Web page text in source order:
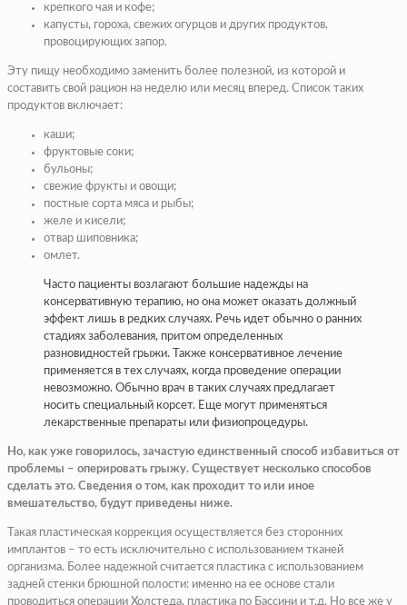
крепкого чая и кофе;
капусты, гороха, свежих огурцов и других продуктов,
провоцирующих запор.
Эту пищу необходимо заменить более полезной, из которой и
составить свой рацион на неделю или месяц вперед. Список таких
продуктов включает:
каши;
фруктовые соки;
бульоны;
свежие фрукты и овощи;
постные сорта мяса и рыбы;
желе и кисели;
отвар шиповника;
омлет.
Часто пациенты возлагают большие надежды на
консервативную терапию, но она может оказать должный
эффект лишь в редких случаях. Речь идет обычно о ранних
стадиях заболевания, притом определенных
разновидностей грыжи. Также консервативное лечение
применяется в тех случаях, когда проведение операции
невозможно. Обычно врач в таких случаях предлагает
носить специальный корсет. Еще могут применяться
лекарственные препараты или физиопроцедуры.
Но, как уже говорилось, зачастую единственный способ избавиться от
проблемы – оперировать грыжу. Существует несколько способов
сделать это. Сведения о том, как проходит то или иное
вмешательство, будут приведены ниже.
Такая пластическая коррекция осуществляется без сторонних
имплантов – то есть исключительно с использованием тканей
организма. Более надежной считается пластика с использованием
задней стенки брюшной полости: именно на ее основе стали
проводиться операции Холстеда, пластика по Бассини и т.д. Но все же у